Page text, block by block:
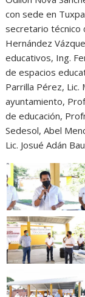
con sede en
secretario técnico
Hernández
educativos, Ing.
de espacios
Parrilla Pérez, Lic.
ayuntamiento,
de educación,
Sedesol, Abel
Lic. Josué Adán